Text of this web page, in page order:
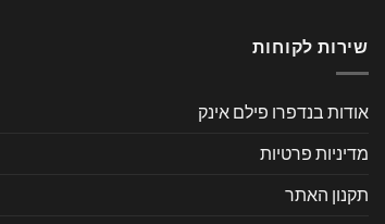
שירות לקוחות
אודות בנדפרו פילם אינק
מדיניות פרטיות
תקנון האתר